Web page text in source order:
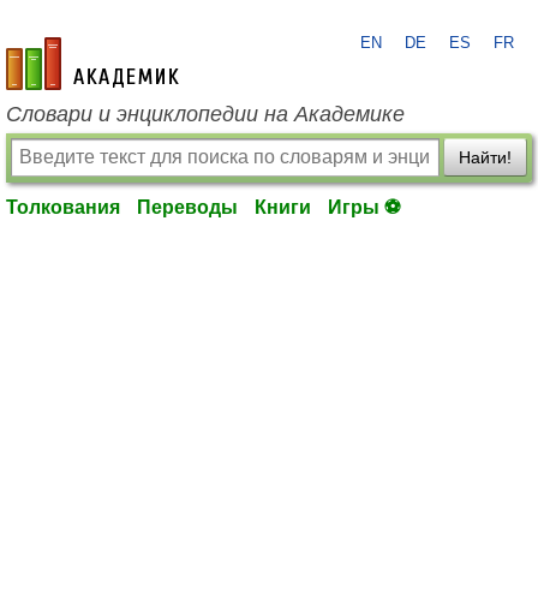
academic.ru
EN DE ES FR
Словари и энциклопедии на Академике
Найти!
Толкования Переводы Книги Игры ⚽